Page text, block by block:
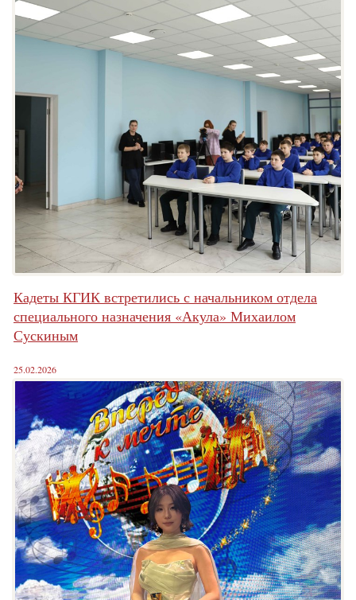
Кадеты КГИК встретились с начальником отдела
специального назначения «Акула» Михаилом
Сускиным
25.02.2026